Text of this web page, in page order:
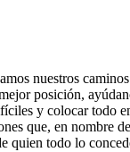
nuestros
posición,
y colocar todo
que, en nombre
quien todo lo